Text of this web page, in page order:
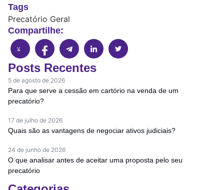
Tags
Precatório Geral
Compartilhe:
Posts Recentes
5 de agosto de 2026
Para que serve a cessão em cartório na venda de um
precatório?
17 de julho de 2026
Quais são as vantagens de negociar ativos judiciais?
24 de junho de 2026
O que analisar antes de aceitar uma proposta pelo seu
precatório